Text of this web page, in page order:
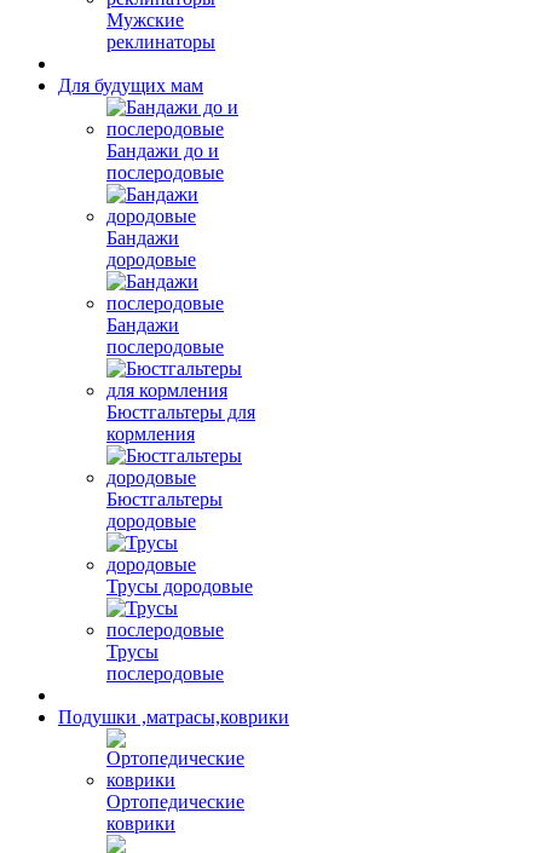
Мужские
реклинаторы
Для будущих мам
Бандажи до и
послеродовые
Бандажи
дородовые
Бандажи
послеродовые
Бюстгальтеры для
кормления
Бюстгальтеры
дородовые
Трусы дородовые
Трусы
послеродовые
Подушки ,матрасы,коврики
Ортопедические
коврики